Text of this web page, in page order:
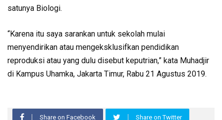
satunya Biologi.
“Karena itu saya sarankan untuk sekolah mulai
menyendirikan atau mengeksklusifkan pendidikan
reproduksi atau yang dulu disebut keputrian,” kata Muhadjir
di Kampus Uhamka, Jakarta Timur, Rabu 21 Agustus 2019.
Share on Facebook Share on Twitter